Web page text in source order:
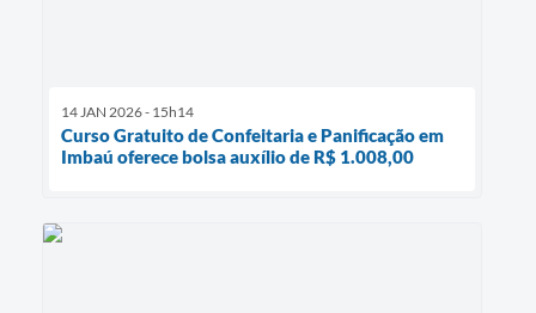
14 JAN 2026 - 15h14
Curso Gratuito de Confeitaria e Panificação em
Imbaú oferece bolsa auxílio de R$ 1.008,00